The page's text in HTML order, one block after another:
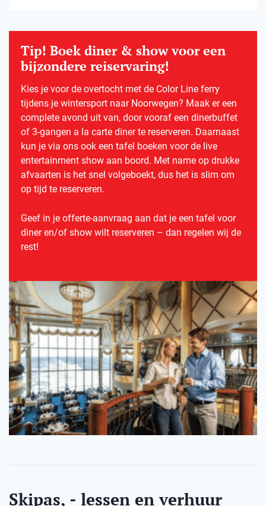
Tip! Boek diner & show voor een
bijzondere reiservaring!
Kies je voor de overtocht met de Color Line ferry
tijdens je wintersport naar Noorwegen? Maak er een
complete avond uit van, door vooraf een dinerbuffet
of 3-gangen a la carte diner te reserveren. Daarnaast
kun je via ons ook een tafel boeken voor de live
entertainment show aan boord. Met name op drukke
afvaarten is het snel volgeboekt, dus het is slim om
op tijd te reserveren.
Geef in je offerte-aanvraag aan dat je een tafel voor
diner en/of show wilt reserveren – dan regelen wij de
rest!
Skipas, - lessen en verhuur